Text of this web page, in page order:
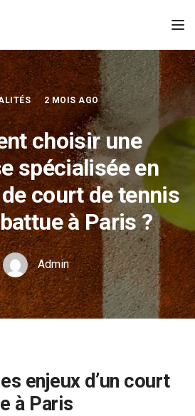
2 MOIS AGO
choisir une
spécialisée en
court de tennis
à Paris ?
Admin
enjeux d’un court
à Paris